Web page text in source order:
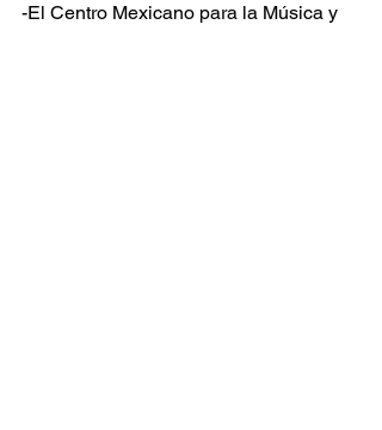
-El Centro Mexicano para la Música y